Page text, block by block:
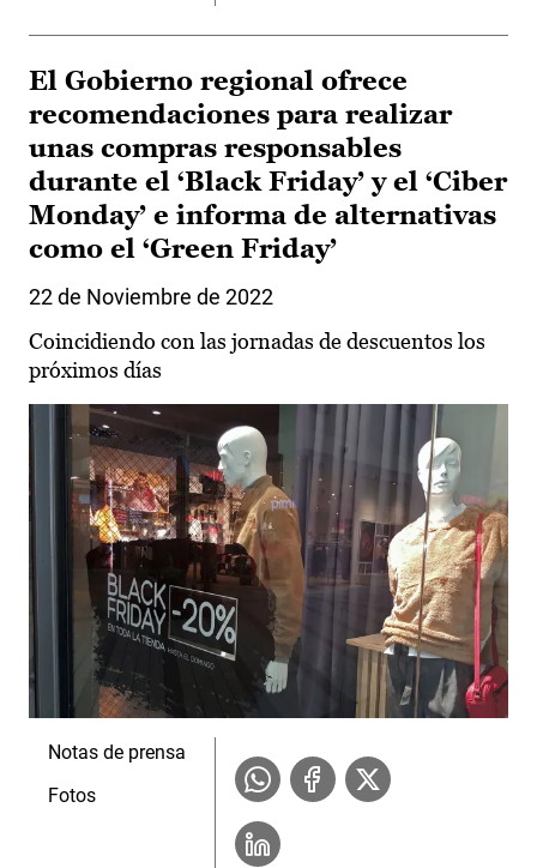
El Gobierno regional ofrece
recomendaciones para realizar
unas compras responsables
durante el ‘Black Friday’ y el ‘Ciber
Monday’ e informa de alternativas
como el ‘Green Friday’
22 de Noviembre de 2022
Coincidiendo con las jornadas de descuentos los
próximos días
Notas de prensa
Fotos